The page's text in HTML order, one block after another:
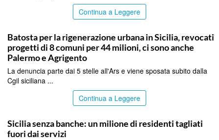
Continua a Leggere
Batosta per la rigenerazione urbana in Sicilia, revocati
progetti di 8 comuni per 44 milioni, ci sono anche
Palermo e Agrigento
La denuncia parte dai 5 stelle all'Ars e viene sposata subito dalla
Cgil siciliana ...
Continua a Leggere
Sicilia senza banche: un milione di residenti tagliati
fuori dai servizi